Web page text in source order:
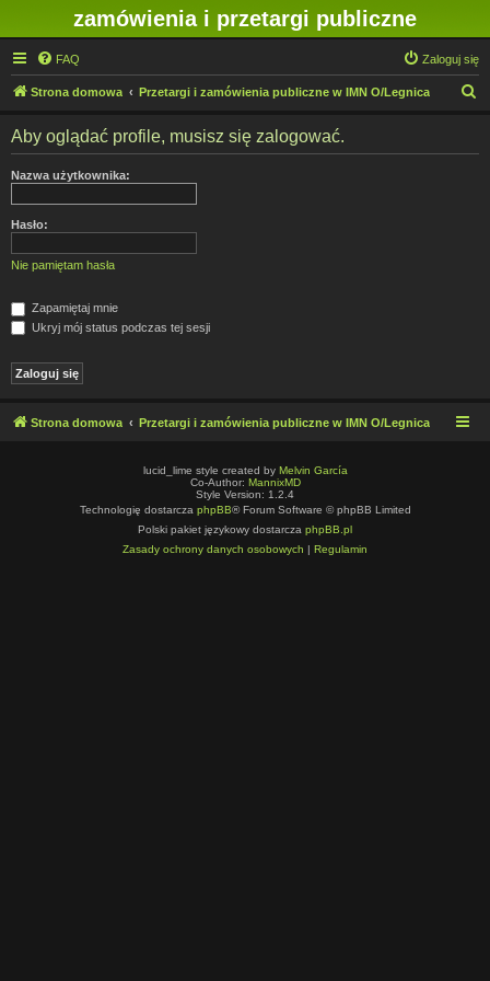
zamówienia i przetargi publiczne
FAQ Zaloguj się
Strona domowa Przetargi i zamówienia publiczne w IMN O/Legnica
Aby oglądać profile, musisz się zalogować.
Nazwa użytkownika:
Hasło:
Nie pamiętam hasła
Zapamiętaj mnie
Ukryj mój status podczas tej sesji
Strona domowa Przetargi i zamówienia publiczne w IMN O/Legnica
lucid_lime style created by Melvin García
Co-Author: MannixMD
Style Version: 1.2.4
Technologię dostarcza phpBB® Forum Software © phpBB Limited
Polski pakiet językowy dostarcza phpBB.pl
Zasady ochrony danych osobowych | Regulamin